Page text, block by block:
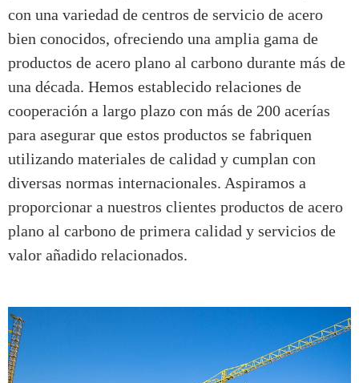
con una variedad de centros de servicio de acero
bien conocidos, ofreciendo una amplia gama de
productos de acero plano al carbono durante más de
una década. Hemos establecido relaciones de
cooperación a largo plazo con más de 200 acerías
para asegurar que estos productos se fabriquen
utilizando materiales de calidad y cumplan con
diversas normas internacionales. Aspiramos a
proporcionar a nuestros clientes productos de acero
plano al carbono de primera calidad y servicios de
valor añadido relacionados.